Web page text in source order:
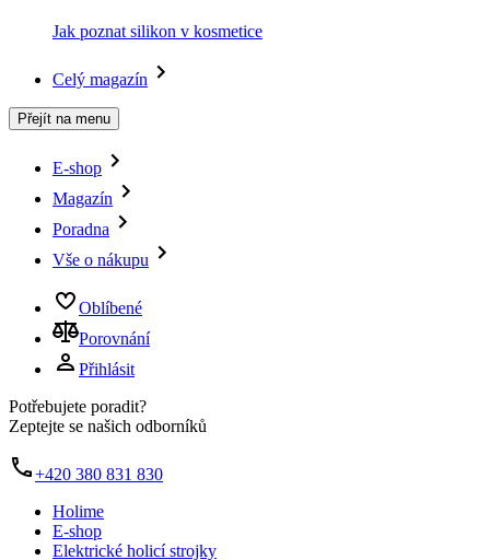
Jak poznat silikon v kosmetice
Celý magazín
Přejít na menu
E-shop
Magazín
Poradna
Vše o nákupu
Oblíbené
Porovnání
Přihlásit
Potřebujete poradit?
Zeptejte se našich odborníků
+420 380 831 830
Holime
E-shop
Elektrické holicí strojky